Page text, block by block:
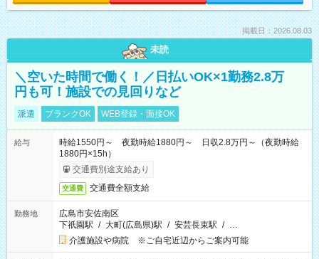
掲載日：2026.08.03
未読
＼空いた時間で働く！／日払いOK×1勤務2.8万
円も可！施設での見回りなど
派遣 ブランクOK WEB登録・面接OK
給与
時給1550円～ 夜勤時給1880円～ 日収2.8万円～（夜勤時給
1880円×15h）
交通費別途支給あり
交通費 交通費全額支給
勤務地
広島市安佐南区
下祇園駅 / 大町(広島県)駅 / 安芸長束駅 / …
介護施設や病院 ※ご自宅近辺からご案内可能